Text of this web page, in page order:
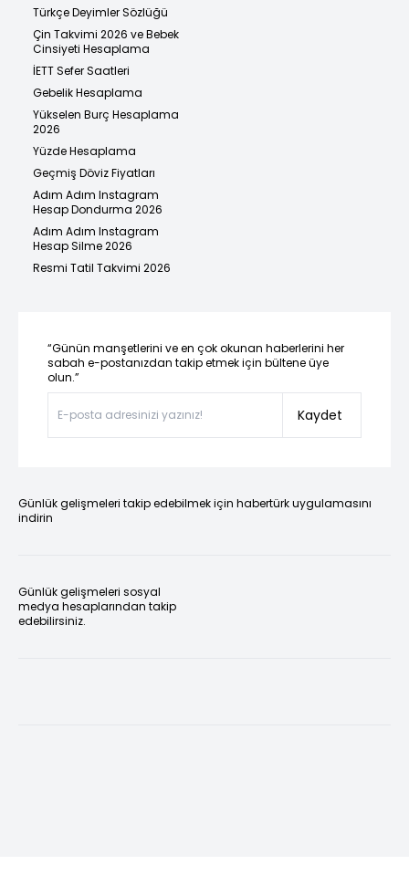
Türkçe Deyimler Sözlüğü
Çin Takvimi 2026 ve Bebek
Cinsiyeti Hesaplama
İETT Sefer Saatleri
Gebelik Hesaplama
Yükselen Burç Hesaplama
2026
Yüzde Hesaplama
Geçmiş Döviz Fiyatları
Adım Adım Instagram
Hesap Dondurma 2026
Adım Adım Instagram
Hesap Silme 2026
Resmi Tatil Takvimi 2026
“Günün manşetlerini ve en çok okunan haberlerini her
sabah e-postanızdan takip etmek için bültene üye
olun.”
Kaydet
Günlük gelişmeleri takip edebilmek için habertürk uygulamasını
indirin
Günlük gelişmeleri sosyal
medya hesaplarından takip
edebilirsiniz.